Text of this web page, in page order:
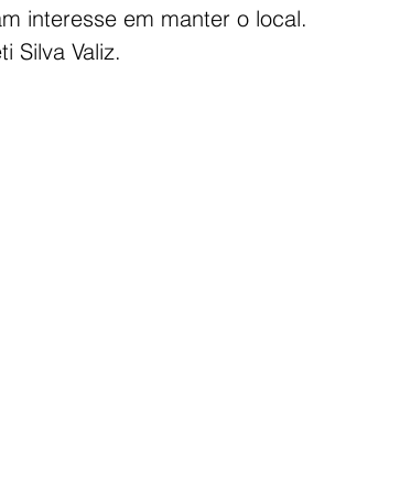
interesse em manter o local.
Silva Valiz.